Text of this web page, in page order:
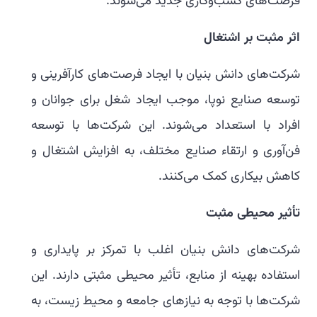
اثر مثبت بر اشتغال
شرکت‌های دانش بنیان با ایجاد فرصت‌های کارآفرینی و
توسعه صنایع نوپا، موجب ایجاد شغل برای جوانان و
افراد با استعداد می‌شوند. این شرکت‌ها با توسعه
فن‌آوری و ارتقاء صنایع مختلف، به افزایش اشتغال و
کاهش بیکاری کمک می‌کنند.
تأثیر محیطی مثبت
شرکت‌های دانش بنیان اغلب با تمرکز بر پایداری و
استفاده بهینه از منابع، تأثیر محیطی مثبتی دارند. این
شرکت‌ها با توجه به نیازهای جامعه و محیط زیست، به